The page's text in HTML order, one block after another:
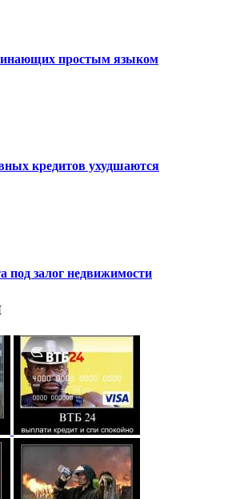
простым языком
кредитов ухудшаются
под залог недвижимости